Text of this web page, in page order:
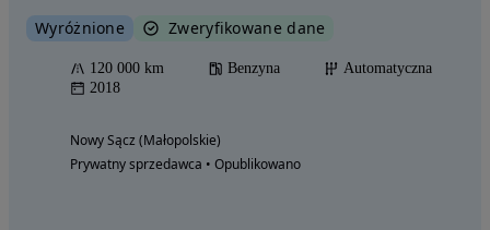
Wyróżnione Zweryfikowane dane
120 000 km Benzyna
Automatyczna
2018
Nowy Sącz (Małopolskie)
Prywatny sprzedawca • Opublikowano